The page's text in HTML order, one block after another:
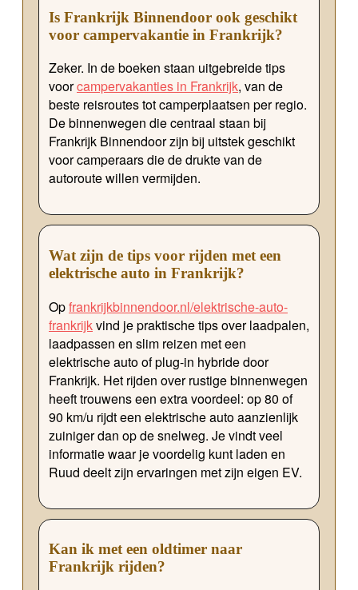
Is Frankrijk Binnendoor ook geschikt
voor campervakantie in Frankrijk?
Zeker. In de boeken staan uitgebreide tips
voorcampervakanties in Frankrijk, van de
beste reisroutes tot camperplaatsen per regio.
De binnenwegen die centraal staan bij
Frankrijk Binnendoor zijn bij uitstek geschikt
voor camperaars die de drukte van de
autoroute willen vermijden.
Wat zijn de tips voor rijden met een
elektrische auto in Frankrijk?
Opfrankrijkbinnendoor.nl/elektrische-auto-
frankrijkvind je praktische tips over laadpalen,
laadpassen en slim reizen met een
elektrische auto of plug-in hybride door
Frankrijk. Het rijden over rustige binnenwegen
heeft trouwens een extra voordeel: op 80 of
90 km/u rijdt een elektrische auto aanzienlijk
zuiniger dan op de snelweg. Je vindt veel
informatie waar je voordelig kunt laden en
Ruud deelt zijn ervaringen met zijn eigen EV.
Kan ik met een oldtimer naar
Frankrijk rijden?